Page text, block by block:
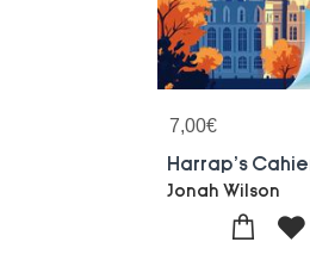
7,00€
Jonah Wilson